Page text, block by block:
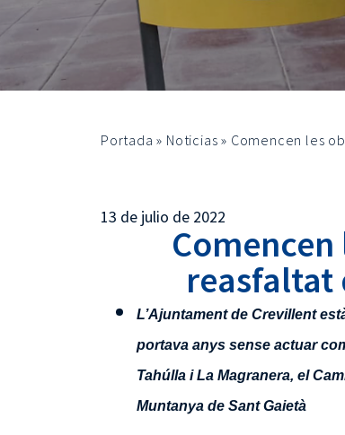
Portada » Noticias » Comencen les
13 de julio de 2022
reasfaltat
L’Ajuntament de Crevillent
portava anys sense actuar
Tahúlla i La Magranera, el
Muntanya de Sant Gaietà